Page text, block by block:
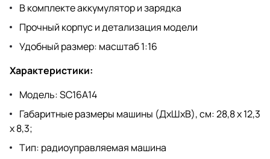
В комплекте аккумулятор и зарядка
Прочный корпус и детализация модели
Удобный размер: масштаб 1:16
Характеристики:
Модель: SC16A14
Габаритные размеры машины (ДхШхВ), см: 28,8 х 12,3
х 8,3;
Тип: радиоуправляемая машина